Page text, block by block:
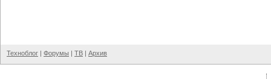
Техноблог | Форумы | ТВ | Архив